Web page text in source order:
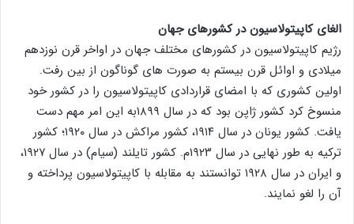
الغای کاپیتولاسیون در کشورهای جهان
رژیم کاپیتولاسیون در کشورهای مختلف جهان در اواخر قرن نوزدهم
میلادی و اوائل قرن بیستم به صورت های گوناگون از بین رفت.
اولین کشوری که با امضای قراردادی کاپیتولاسیون را در کشور خود
منسوخ کرد کشور ژاپن بود که در سال ۱۸۹۹به این امر مهم دست
یافت. کشور یونان در سال ۱۹۱۴، کشور مراکش در سال ۱۹۲۰؛ کشور
ترکیه به طور نهایی در سال ۱۹۲۳م. کشور تایلند (سیام) در سال ۱۹۲۷،
و ایران در سال ۱۹۲۸ توانستند به مقابله با کاپیتولاسیون پرداخته و
آن را لغو نمایند.